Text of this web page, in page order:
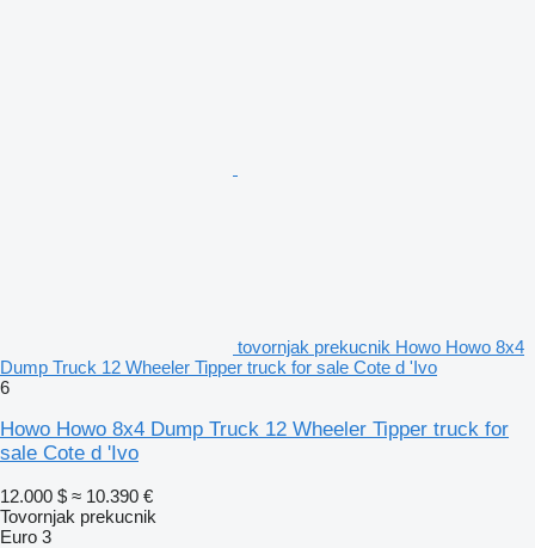
tovornjak prekucnik Howo Howo 8x4
Dump Truck 12 Wheeler Tipper truck for sale Cote d 'Ivo
6
Howo Howo 8x4 Dump Truck 12 Wheeler Tipper truck for
sale Cote d 'Ivo
12.000 $ ≈ 10.390 €
Tovornjak prekucnik
Euro 3